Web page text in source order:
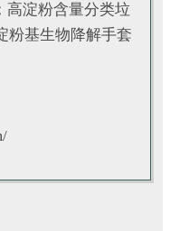
高淀粉含量分类垃
粉基生物降解手套